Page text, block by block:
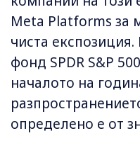
Meta Platforms за
чиста
фонд SPDR S&P
началото на
определено е от